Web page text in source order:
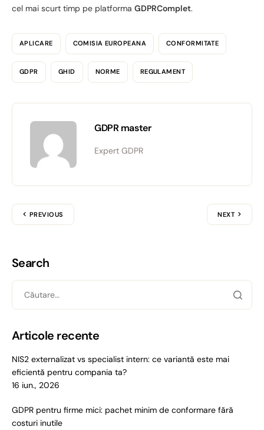
Consimțământ Detalii
Acest site utilizează cookie-uri
Folosim cookie-uri pentru a personaliza conținutul și
anunțurile, pentru a oferi funcții de rețele sociale și pentru
privire la modul în care folosiți site-ul nostru. Aceștia le
pot combina cu alte informații oferite de dvs. sau culese
în urma folosirii serviciilor lor.
m
m
Statistici
Permite toate
Permite selecția
cel mai scurt timp pe platforma GDPRComplet.
APLICARE COMISIA EUROPEANA CONFORMITATE
GDPR GHID NORME REGULAMENT
GDPR master
Expert GDPR
PREVIOUS NEXT
Search
Articole recente
NIS2 externalizat vs specialist intern: ce variantă este mai
eficientă pentru compania ta?
16 iun., 2026
GDPR pentru firme mici: pachet minim de conformare fără
costuri inutile